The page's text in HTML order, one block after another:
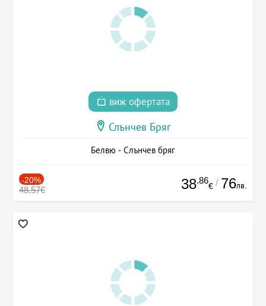
виж офертата
Слънчев Бряг
Белвю - Слънчев бряг
-20%
48.57€ 38.86
€ / 76лв.